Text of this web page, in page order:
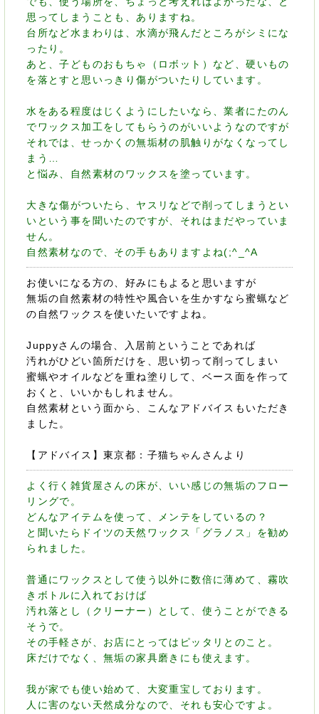
思ってしまうことも、ありますね。
台所など水まわりは、水滴が飛んだところがシミにな
ったり。
あと、子どものおもちゃ（ロボット）など、硬いもの
を落とすと思いっきり傷がついたりしています。
水をある程度はじくようにしたいなら、業者にたのん
でワックス加工をしてもらうのがいいようなのですが
それでは、せっかくの無垢材の肌触りがなくなってし
まう…
と悩み、自然素材のワックスを塗っています。
大きな傷がついたら、ヤスリなどで削ってしまうとい
いという事を聞いたのですが、それはまだやっていま
せん。
自然素材なので、その手もありますよね(;^_^A
お使いになる方の、好みにもよると思いますが
無垢の自然素材の特性や風合いを生かすなら蜜蝋など
の自然ワックスを使いたいですよね。
Juppyさんの場合、入居前ということであれば
汚れがひどい箇所だけを、思い切って削ってしまい
蜜蝋やオイルなどを重ね塗りして、ベース面を作って
おくと、いいかもしれません。
自然素材という面から、こんなアドバイスもいただき
ました。
【アドバイス】東京都：子猫ちゃんさんより
よく行く雑貨屋さんの床が、いい感じの無垢のフロー
リングで。
どんなアイテムを使って、メンテをしているの？
と聞いたらドイツの天然ワックス「グラノス」を勧め
られました。
普通にワックスとして使う以外に数倍に薄めて、霧吹
きボトルに入れておけば
汚れ落とし（クリーナー）として、使うことができる
そうで。
その手軽さが、お店にとってはピッタリとのこと。
床だけでなく、無垢の家具磨きにも使えます。
我が家でも使い始めて、大変重宝しております。
人に害のない天然成分なので、それも安心ですよ。